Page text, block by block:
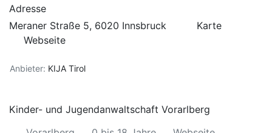
Adresse
Meraner Straße 5, 6020 Innsbruck
Karte
Webseite
Anbieter: KIJA Tirol
Kinder- und Jugendanwaltschaft Vorarlberg